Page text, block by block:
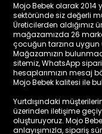
Mojo Bebek olarak 2014
sektöründe siz değerli
Üreticilerden aldığımız
mağazamızda 26
çocuğun tarzına uygun
Mağazamızın
sitemiz, WhatsApp
hesaplarımızın mesaj
Mojo Bebek kalitesi ile
Yurtdışındaki
üzerinden iletişime
oluşturuyoruz. Mojo
anlayışımızla, sipariş